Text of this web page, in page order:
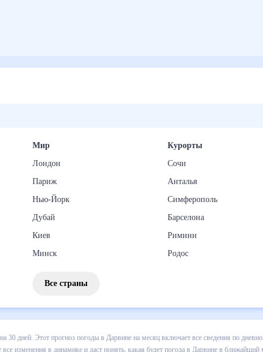
Мир
Лондон
Париж
Нью-Йорк
Дубай
Киев
Минск
Курорты
Сочи
Анталья
Симферополь
Барселона
Римини
Родос
Все страны
в Дарвине на 30 дней. Этот прогноз погоды в Дарвине на
т.д. Хорошая визуализация прогноза покажет все